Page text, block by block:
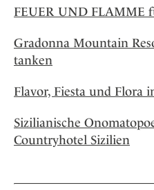
FEUER UND FLAMME
Gradonna Mountain
tanken
Flavor, Fiesta und Flora
Sizilianische
Countryhotel Sizilien